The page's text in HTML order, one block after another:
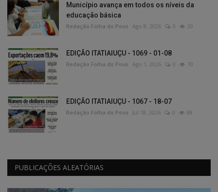
Município avança em todos os níveis da
educação básica
Redação Folha do Povo Ago 8, 2026 0 20
EDIÇÃO ITATIAIUÇU - 1069 - 01-08
Redação Folha do Povo Ago 1, 2026 0 70
EDIÇÃO ITATIAIUÇU - 1067 - 18-07
Redação Folha do Povo Jul 18, 2026 0 88
PUBLICAÇÕES ALEATÓRIAS